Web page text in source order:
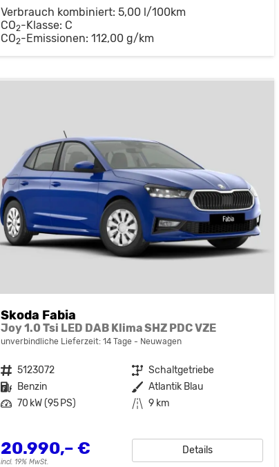
Verbrauch kombiniert: 5,00 l/100km
CO2-Klasse: C
CO2-Emissionen: 112,00 g/km
Skoda Fabia
Joy 1.0 Tsi LED DAB Klima SHZ PDC VZE
unverbindliche Lieferzeit: 14 Tage Neuwagen
Fahrzeugnr. 5123072 Getriebe Schaltgetriebe
Kraftstoff Benzin Außenfarbe Atlantik Blau
Leistung 70 kW (95 PS) Kilometerstand 9 km
20.990,– €
incl. 19% MwSt.
Details